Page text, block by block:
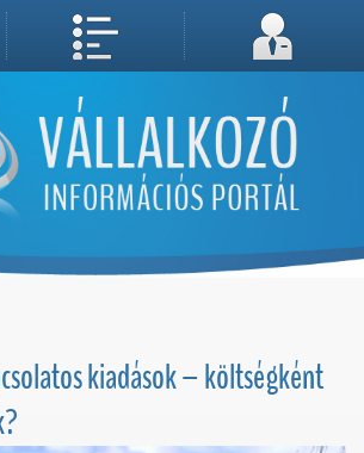
Cookie-kat (sütiket) tároljunk számítógépén. A sütik a weboldal megfelelő működéséhez
Megértettem, folytatás...
kiadások – költségként